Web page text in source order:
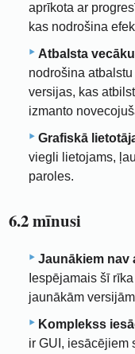
aprīkota ar
kas nodrošina
Atbalsta
nodrošina
versijas, kas
izmanto
Grafiskā
viegli lietojams,
paroles.
6.2 mīnusi
Jaunākiem nav
Iespējamais šī
jaunākām
Komplekss
ir GUI, iesācējiem